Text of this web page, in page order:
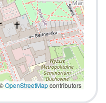
OpenStreetMapcontributors